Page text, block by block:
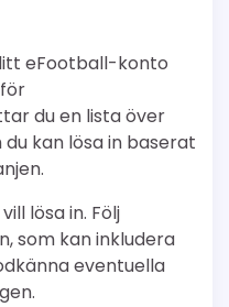
eFootball-konto
du en lista över
kan lösa in baserat
lösa in. Följ
som kan inkludera
eventuella